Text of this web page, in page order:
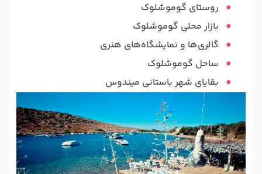
روستای گوموشلوک
بازار محلی گوموشلوک
گالری‌ها و نمایشگاه‌های هنری
ساحل گوموشلوک
بقایای شهر باستانی میندوس